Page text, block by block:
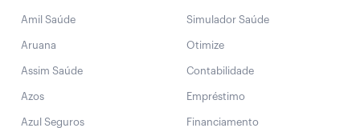
Amil Saúde
Aruana
Assim Saúde
Azos
Azul Seguros
Simulador Saúde
Otimize
Contabilidade
Empréstimo
Financiamento